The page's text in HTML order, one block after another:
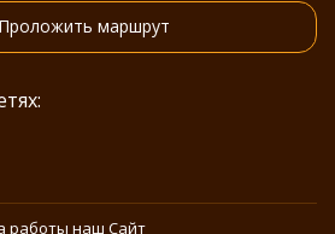
Проложить маршрут
работы наш Сайт